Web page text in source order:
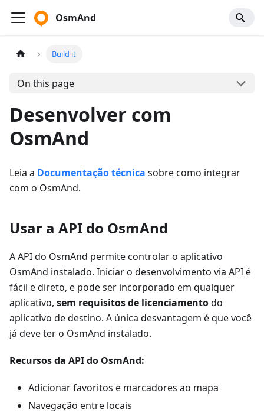
OsmAnd
Build it
On this page
Desenvolver com
OsmAnd
Leia a Documentação técnica sobre como integrar
com o OsmAnd.
Usar a API do OsmAnd
A API do OsmAnd permite controlar o aplicativo
OsmAnd instalado. Iniciar o desenvolvimento via API é
fácil e direto, e pode ser incorporado em qualquer
aplicativo, sem requisitos de licenciamentodo
aplicativo de destino. A única desvantagem é que você
já deve ter o OsmAnd instalado.
Recursos da API do OsmAnd:
Adicionar favoritos e marcadores ao mapa
Navegação entre locais